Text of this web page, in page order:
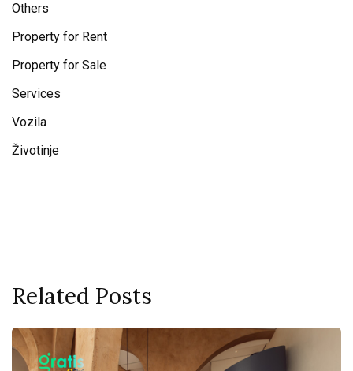
Others
Property for Rent
Property for Sale
Services
Vozila
Životinje
Related Posts